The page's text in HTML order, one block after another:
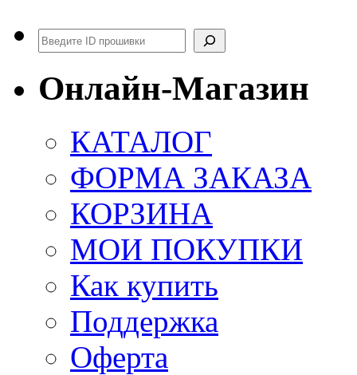
Поиск
Онлайн-Магазин
КАТАЛОГ
ФОРМА ЗАКАЗА
КОРЗИНА
МОИ ПОКУПКИ
Как купить
Поддержка
Оферта